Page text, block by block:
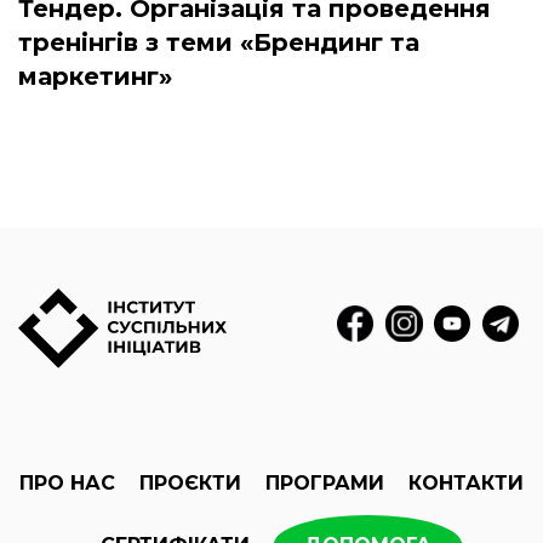
Тендер. Організація та проведення
тренінгів з теми «Брендинг та
маркетинг»
ПРО НАС ПРОЄКТИ ПРОГРАМИ КОНТАКТИ